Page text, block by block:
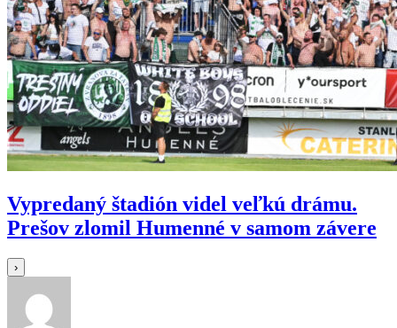
Vypredaný štadión videl veľkú drámu.
Prešov zlomil Humenné v samom závere
›